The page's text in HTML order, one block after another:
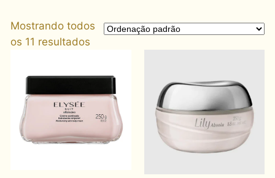
Mostrando todos
os 11 resultados